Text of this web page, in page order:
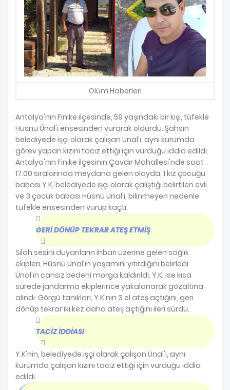
Ölüm Haberleri
Antalya'nın Finike ilçesinde, 59 yaşındaki bir kişi, tüfekle
Hüsnü Ünal'ı ensesinden vurarak öldürdü. Şahsın
belediyede işçi olarak çalışan Ünal'ı, aynı kurumda
görev yapan kızını taciz ettiği için vurduğu iddia edildi.
Antalya'nın Finike ilçesinin Çavdır Mahallesi'nde saat
17.00 sıralarında meydana gelen olayda, 1 kız çocuğu
babası Y.K, belediyede işçi olarak çalıştığı belirtilen evli
ve 3 çocuk babası Hüsnü Ünal'ı, bilinmeyen nedenle
tüfekle ensesinden vurup kaçtı.
GERİ DÖNÜP TEKRAR ATEŞ ETMİŞ
Silah sesini duyanların ihbarı üzerine gelen sağlık
ekipleri, Hüsnü Ünal'ın yaşamını yitirdiğini belirledi.
Ünal'ın cansız bedeni morga kaldırıldı. Y.K. ise kısa
sürede jandarma ekiplerince yakalanarak gözaltına
alındı. Görgü tanıkları, Y.K'nin 3 el ateş açtığını, geri
dönüp tekrar iki kez daha ateş açtığını ileri sürdü.
TACİZ İDDİASI
Y.K'nin, belediyede işçi olarak çalışan Ünal'ı, aynı
kurumda çalışan kızını taciz ettiği için vurduğu iddia
edildi.